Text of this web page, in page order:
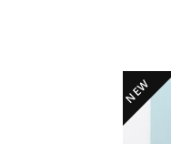
NEW